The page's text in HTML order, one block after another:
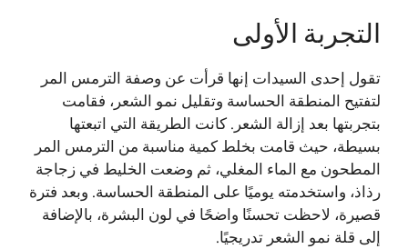
التجربة الأولى
تقول إحدى السيدات إنها قرأت عن وصفة الترمس المر
لتفتيح المنطقة الحساسة وتقليل نمو الشعر، فقامت
بتجربتها بعد إزالة الشعر. كانت الطريقة التي اتبعتها
بسيطة، حيث قامت بخلط كمية مناسبة من الترمس المر
المطحون مع الماء المغلي، ثم وضعت الخليط في زجاجة
رذاذ، واستخدمته يوميًا على المنطقة الحساسة. وبعد فترة
قصيرة، لاحظت تحسنًا واضحًا في لون البشرة، بالإضافة
إلى قلة نمو الشعر تدريجيًا.